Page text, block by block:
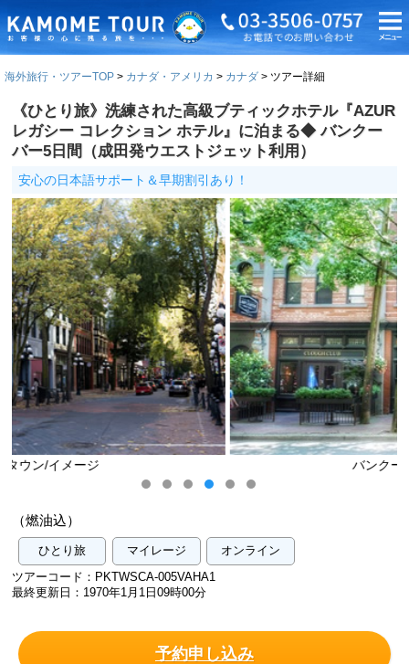
海外旅行・ツアーTOP カナダ・アメリカ カナダ ツアー詳細
《ひとり旅》洗練された高級ブティックホテル『AZUR
レガシー コレクション ホテル』に泊まる◆ バンクー
バー5日間（成田発ウエストジェット利用）
安心の日本語サポート＆早期割引あり！
（燃油込）
ひとり旅 マイレージ
オンライン
ツアーコード：PKTWSCA-005VAHA1
最終更新日：1970年1月1日09時00分
予約申し込み